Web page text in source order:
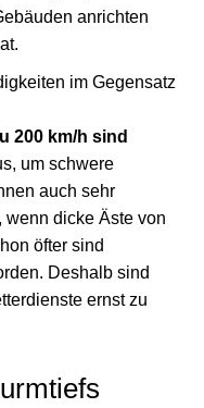
anrichten
im Gegensatz
200 km/h sind
um schwere
auch sehr
dicke Äste von
öfter sind
Deshalb sind
ernst zu